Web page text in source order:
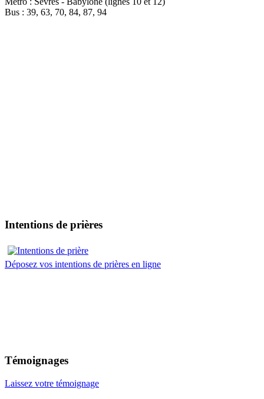
Bus : 39, 63, 70, 84, 87, 94
Intentions de prières
Déposez vos intentions de prières en ligne
Témoignages
Laissez votre témoignage